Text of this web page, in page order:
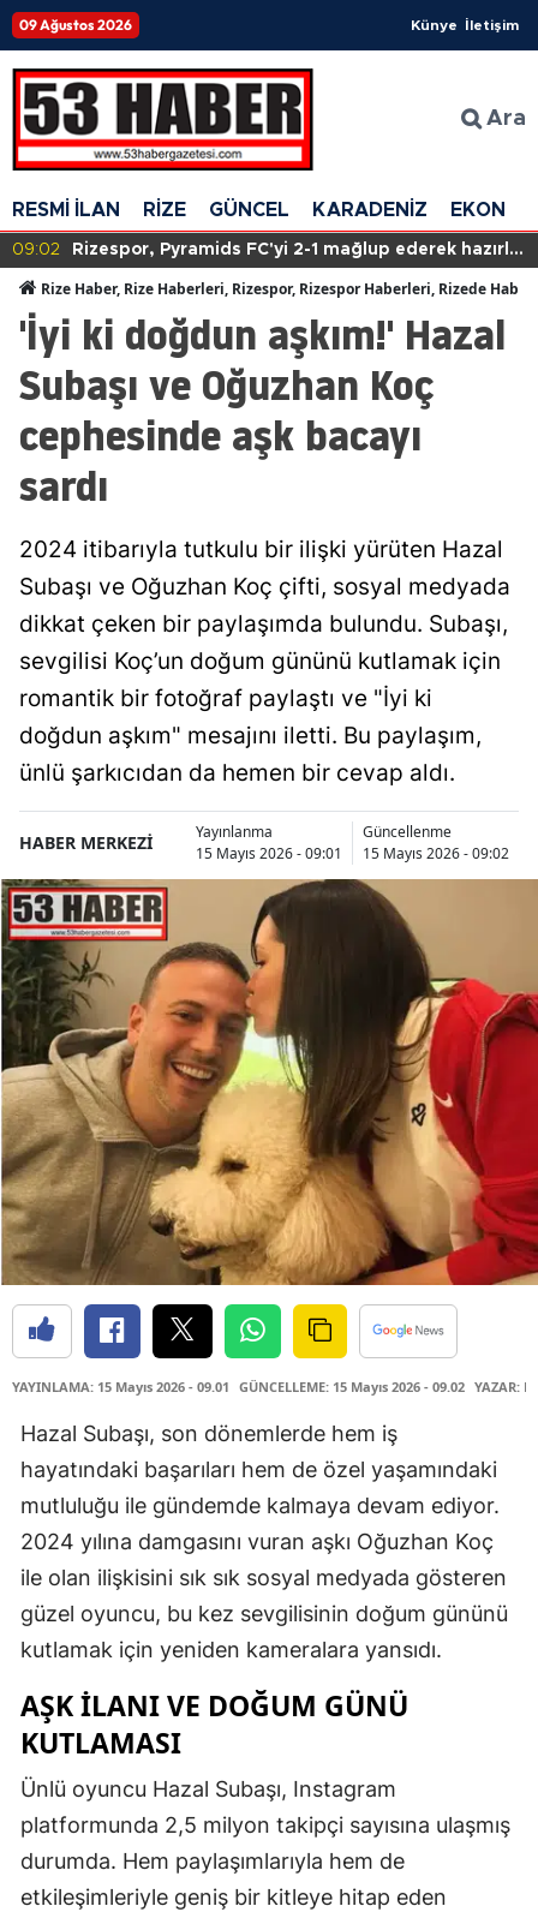
09 Ağustos 2026 Künye İletişim
Ara
RESMİ İLAN RİZE GÜNCEL KARADENİZ
09:02
Rizespor, Pyramids FC'yi 2-1 mağlup ederek hazırlık
Rize Haber, Rize Haberleri, Rizespor, Rizespor Haberleri, Rizede
'İyi ki doğdun aşkım!' Hazal
Subaşı ve Oğuzhan Koç
cephesinde aşk bacayı
sardı
2024 itibarıyla tutkulu bir ilişki yürüten Hazal
Subaşı ve Oğuzhan Koç çifti, sosyal medyada
dikkat çeken bir paylaşımda bulundu. Subaşı,
sevgilisi Koç’un doğum gününü kutlamak için
romantik bir fotoğraf paylaştı ve "İyi ki
doğdun aşkım" mesajını iletti. Bu paylaşım,
ünlü şarkıcıdan da hemen bir cevap aldı.
HABER MERKEZİ
Yayınlanma
15 Mayıs 2026 - 09:01
Güncellenme
15 Mayıs 2026 - 09:02
YAYINLAMA: 15 Mayıs 2026 - 09.01 GÜNCELLEME: 15 Mayıs 2026 - 09.02 YAZAR:
Hazal Subaşı, son dönemlerde hem iş
hayatındaki başarıları hem de özel yaşamındaki
mutluluğu ile gündemde kalmaya devam ediyor.
2024 yılına damgasını vuran aşkı Oğuzhan Koç
ile olan ilişkisini sık sık sosyal medyada gösteren
güzel oyuncu, bu kez sevgilisinin doğum gününü
kutlamak için yeniden kameralara yansıdı.
AŞK İLANI VE DOĞUM GÜNÜ
KUTLAMASI
Ünlü oyuncu Hazal Subaşı, Instagram
platformunda 2,5 milyon takipçi sayısına ulaşmış
durumda. Hem paylaşımlarıyla hem de
etkileşimleriyle geniş bir kitleye hitap eden